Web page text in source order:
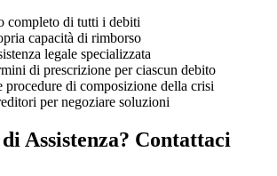
completo di tutti i debiti
capacità di rimborso
legale specializzata
di prescrizione per ciascun debito
procedure di composizione della crisi
per negoziare soluzioni
Assistenza? Contattaci